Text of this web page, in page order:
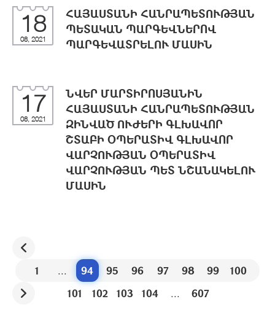
18
08, 2021
ՀԱՅԱՍՏԱՆԻ ՀԱՆՐԱՊԵՏՈՒԹՅԱՆ
ՊԵՏԱԿԱՆ ՊԱՐԳԵՎՆԵՐՈՎ
ՊԱՐԳԵՎԱՏՐԵԼՈՒ ՄԱՍԻՆ
17
08, 2021
ՆՎԵՐ ՄԱՐՏԻՐՈՍՅԱՆԻՆ
ՀԱՅԱՍՏԱՆԻ ՀԱՆՐԱՊԵՏՈՒԹՅԱՆ
ԶԻՆՎԱԾ ՈՒԺԵՐԻ ԳԼԽԱՎՈՐ
ՇՏԱԲԻ ՕՊԵՐԱՏԻՎ ԳԼԽԱՎՈՐ
ՎԱՐՉՈՒԹՅԱՆ ՕՊԵՐԱՏԻՎ
ՎԱՐՉՈՒԹՅԱՆ ՊԵՏ ՆՇԱՆԱԿԵԼՈՒ
ՄԱՍԻՆ
1 ... 94 95 96 97 98 99
100
101
102 103 104 ... 607